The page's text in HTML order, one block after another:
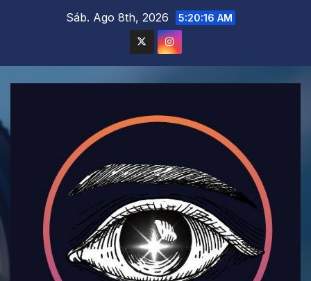
Sáb. Ago 8th, 2026 5:20:17 AM